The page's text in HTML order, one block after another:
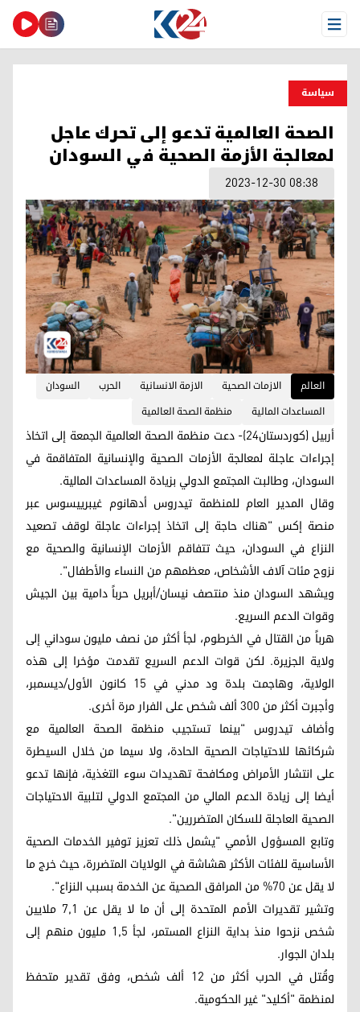
Open Menu
سیاسة
الصحة العالمية تدعو إلى تحرك عاجل
لمعالجة الأزمة الصحية في السودان
2023-12-30 08:38
العالم الازمات الصحية الازمة الانسانية الحرب
السودان
المساعدات المالية
منظمة الصحة العالمية
أربيل (كوردستان24)- دعت منظمة الصحة العالمية الجمعة إلى اتخاذ
إجراءات عاجلة لمعالجة الأزمات الصحية والإنسانية المتفاقمة في
السودان، وطالبت المجتمع الدولي بزيادة المساعدات المالية.
وقال المدير العام للمنظمة تيدروس أدهانوم غيبرييسوس عبر
منصة إكس "هناك حاجة إلى اتخاذ إجراءات عاجلة لوقف تصعيد
النزاع في السودان، حيث تتفاقم الأزمات الإنسانية والصحية مع
نزوح مئات آلاف الأشخاص، معظمهم من النساء والأطفال".
ويشهد السودان منذ منتصف نيسان/أبريل حرباً دامية بين الجيش
وقوات الدعم السريع.
هرباً من القتال في الخرطوم، لجأ أكثر من نصف مليون سوداني إلى
ولاية الجزيرة. لكن قوات الدعم السريع تقدمت مؤخرا إلى هذه
الولاية، وهاجمت بلدة ود مدني في 15 كانون الأول/ديسمبر،
وأجبرت أكثر من 300 ألف شخص على الفرار مرة أخرى.
وأضاف تيدروس "بينما تستجيب منظمة الصحة العالمية مع
شركائها للاحتياجات الصحية الحادة، ولا سيما من خلال السيطرة
على انتشار الأمراض ومكافحة تهديدات سوء التغذية، فإنها تدعو
أيضا إلى زيادة الدعم المالي من المجتمع الدولي لتلبية الاحتياجات
الصحية العاجلة للسكان المتضررين".
وتابع المسؤول الأممي "يشمل ذلك تعزيز توفير الخدمات الصحية
الأساسية للفئات الأكثر هشاشة في الولايات المتضررة، حيث خرج ما
لا يقل عن 70% من المرافق الصحية عن الخدمة بسبب النزاع".
وتشير تقديرات الأمم المتحدة إلى أن ما لا يقل عن 7,1 ملايين
شخص نزحوا منذ بداية النزاع المستمر، لجأ 1,5 مليون منهم إلى
بلدان الجوار.
وقُتل في الحرب أكثر من 12 ألف شخص، وفق تقدير متحفظ
لمنظمة "أكليد" غير الحكومية.